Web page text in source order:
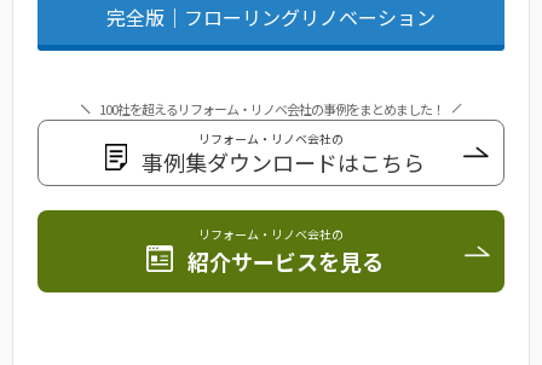
完全版｜フローリングリノベーション
100社を超えるリフォーム・リノベ会社の事例をまとめました！
リフォーム・リノベ会社の
事例集ダウンロードはこちら
リフォーム・リノベ会社の
紹介サービスを見る